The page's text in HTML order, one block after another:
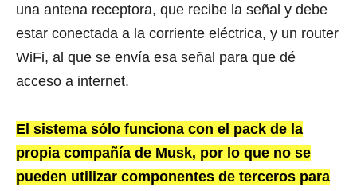
una antena receptora, que recibe la señal y debe
estar conectada a la corriente eléctrica, y un router
WiFi, al que se envía esa señal para que dé
acceso a internet.
El sistema sólo funciona con el pack de la
propia compañía de Musk, por lo que no se
pueden utilizar componentes de terceros para